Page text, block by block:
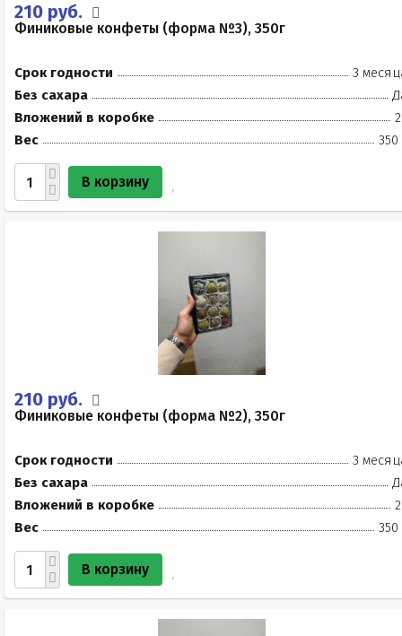
210 руб.
Финиковые конфеты (форма №3), 350г
Срок годности
3
Без сахара
Вложений в коробке
Вес
350
В корзину
210 руб.
Финиковые конфеты (форма №2), 350г
Срок годности
3
Без сахара
Вложений в коробке
Вес
350
В корзину